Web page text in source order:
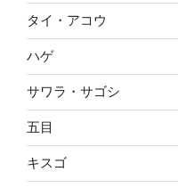
タイ・アコウ
ハゲ
サワラ・サゴシ
五目
キスゴ